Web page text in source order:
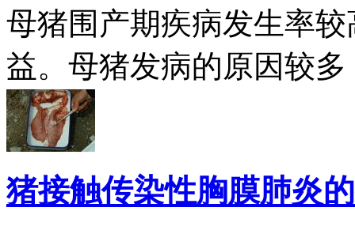
母猪围产期疾病发生率
益。母猪发病的原因较多
猪接触传染性胸膜肺炎